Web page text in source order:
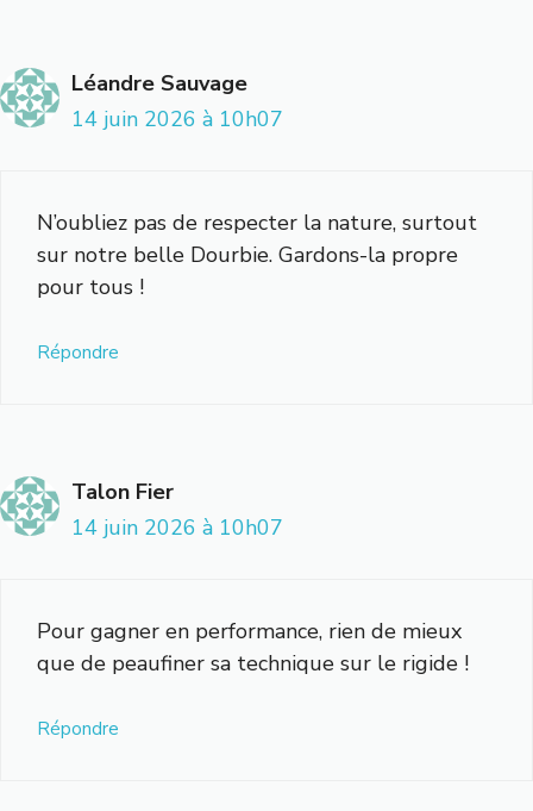
Léandre Sauvage
14 juin 2026 à 10h07
N’oubliez pas de respecter la nature, surtout
sur notre belle Dourbie. Gardons-la propre
pour tous !
Répondre
Talon Fier
14 juin 2026 à 10h07
Pour gagner en performance, rien de mieux
que de peaufiner sa technique sur le rigide !
Répondre